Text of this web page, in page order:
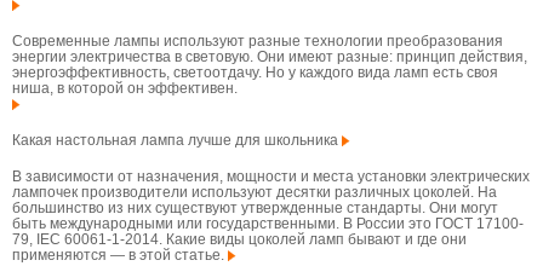
Современные лампы используют разные технологии преобразования
энергии электричества в световую. Они имеют разные: принцип действия,
энергоэффективность, светоотдачу. Но у каждого вида ламп есть своя
ниша, в которой он эффективен.
Какая настольная лампа лучше для школьника
В зависимости от назначения, мощности и места установки электрических
лампочек производители используют десятки различных цоколей. На
большинство из них существуют утвержденные стандарты. Они могут
быть международными или государственными. В России это ГОСТ 17100-
79, IEC 60061-1-2014. Какие виды цоколей ламп бывают и где они
применяются — в этой статье.